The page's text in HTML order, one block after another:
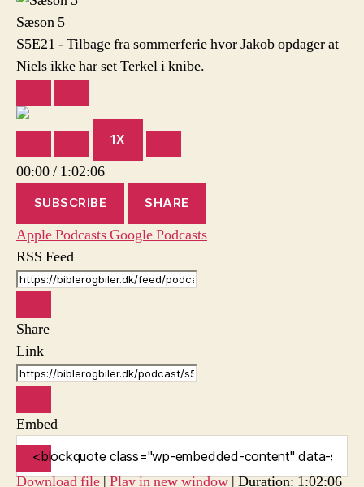
opdager
Sæson 5
S5E21 - Tilbage fra sommerferie hvor Jakob opdager at
Niels ikke har set Terkel i knibe.
EPISODE
10
SECONDS
1X
30
00:00/ 1:02:06
SUBSCRIBE SHARE
Apple PodcastsGoogle Podcasts
RSS Feed
Share
Link
Embed
Download file|Play in new window|Duration: 1:02:06